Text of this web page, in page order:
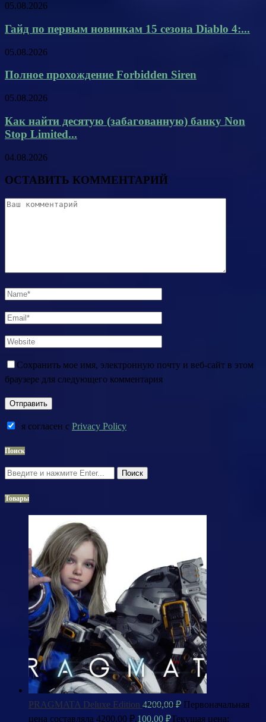
05.08.2026
Гайд по первым новинкам 15 сезона Diablo 4:...
05.08.2026
Полное прохождение Forbidden Siren
05.08.2026
Как найти десятую (забагованную) банку Non
Stop Limited...
04.08.2026
ОСТАВИТЬ КОММЕНТАРИЙ
Сохранить мое имя, электронную почту и веб-сайт в этом
браузере для следующего комментария
я согласен c Privacy Policy
Поиск
Поиск
Товары
PRAGMATA Deluxe Edition 4200,00₽ Первоначальная
цена составляла 4200,00 ₽.100,00 ₽Текущая цена: